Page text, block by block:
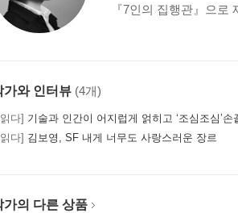
『7인의 집행관』으
가와 인터뷰 (4개)
다] 기술과 인간이 어지럽게 얽히고 ‘조심조심’손끝을
다] 김보영, SF 내게 너무도 사랑스러운 장르
가의 다른 상품